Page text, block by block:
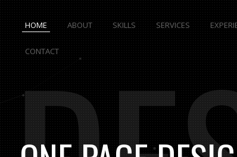
HOME ABOUT SKILLS SERVICES
CONTACT